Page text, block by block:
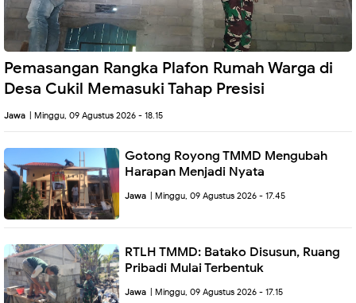
Pemasangan Rangka Plafon Rumah Warga di
Desa Cukil Memasuki Tahap Presisi
Jawa | Minggu, 09 Agustus 2026 - 18.15
Gotong Royong TMMD Mengubah
Harapan Menjadi Nyata
Jawa | Minggu, 09 Agustus 2026 - 17.45
RTLH TMMD: Batako Disusun, Ruang
Pribadi Mulai Terbentuk
Jawa | Minggu, 09 Agustus 2026 - 17.15